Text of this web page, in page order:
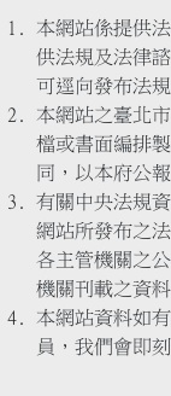
本網站係提供
供法規及法律
可逕向發布法
本網站之臺北
檔或書面編排
同，以本府公
有關中央法規
網站所發布之
各主管機關之
機關刊載之資料
本網站資料如
員，我們會即刻